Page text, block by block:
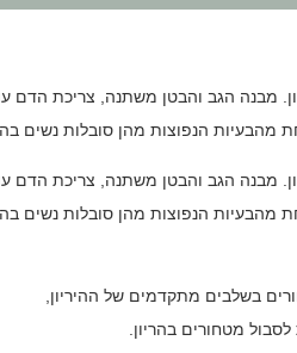
מבנה הגב והבטן משתנה, צריכת הדם
מהבעיות הנפוצות מהן סובלות נשים
מבנה הגב והבטן משתנה, צריכת הדם
מהבעיות הנפוצות מהן סובלות נשים
בשלבים מתקדמים של ההיריון,
מטחורים בהריון.